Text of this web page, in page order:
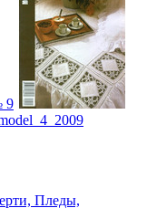
9
Пледы,